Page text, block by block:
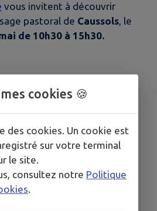
vous invitent à découvrir
pastoral de Caussols, le
de 10h30 à 15h30.
sur un paysage, une écoute
odeurs, les couleurs, les
du plateau de Calern. C'est
un paysage, d'une
et ludique. Des
de la marche avec
en éveil, et des temps de
cookies 🍪
des cookies. Un cookie est
sur votre terminal
le site.
consultez notre Politique